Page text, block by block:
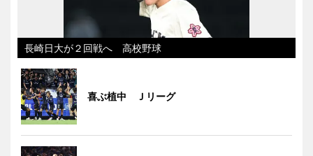
長崎日大が２回戦へ 高校野球
喜ぶ植中 Ｊリーグ